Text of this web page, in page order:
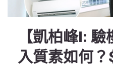
【凱柏峰I:
入質素如何